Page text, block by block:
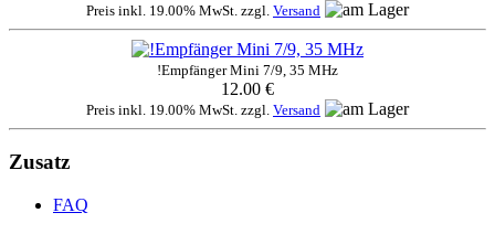
Preis inkl. 19.00% MwSt. zzgl. Versand
!Empfänger Mini 7/9, 35 MHz
12.00 €
Preis inkl. 19.00% MwSt. zzgl. Versand
Zusatz
FAQ